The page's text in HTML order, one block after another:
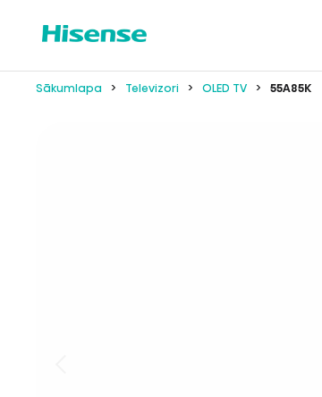
Sākumlapa Televizori OLED TV 55A85K